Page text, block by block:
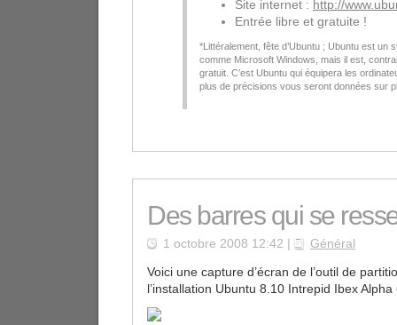
Site internet : http://
Entrée libre et gratuite !
* Littéralement, fête d’Ubuntu ; Ubuntu est un
comme Microsoft Windows, mais il est,
gratuit. C’est Ubuntu qui équipera les
plus de précisions vous seront données sur
Des barres qui se
1 octobre 2008 12:42 | Général
Voici une capture d’écran de l’outil de
l’installation Ubuntu 8.10 Intrepid Ibex Alpha